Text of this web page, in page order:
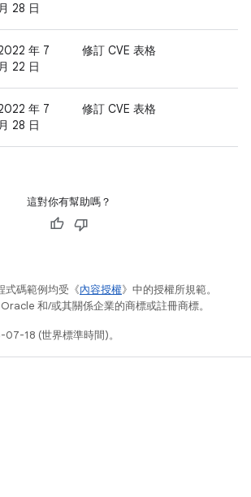
月 28 日
年 7
月 22 日
修訂 CVE 表格
年 7
月 28 日
修訂 CVE 表格
這對你有幫助嗎？
式碼範例均受《內容授權》中的授權所規範。
和/或其關係企業的商標或註冊商標。
18 (世界標準時間)。